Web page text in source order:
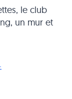
le club
un mur et